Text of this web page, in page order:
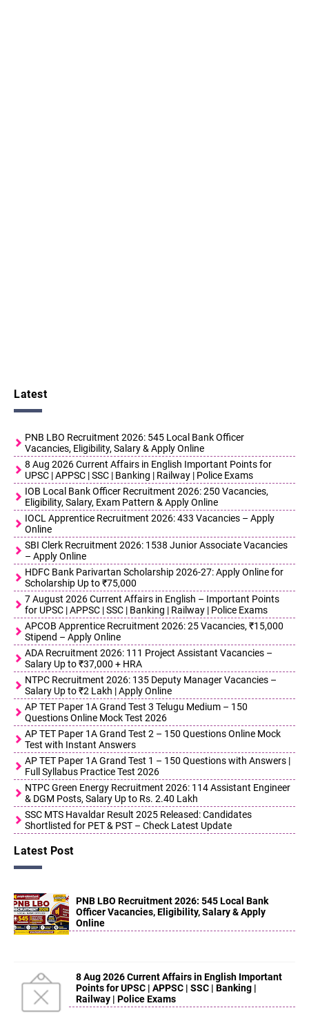
Latest
PNB LBO Recruitment 2026: 545 Local Bank Officer
Vacancies, Eligibility, Salary & Apply Online
8 Aug 2026 Current Affairs in English Important Points for
UPSC | APPSC | SSC | Banking | Railway | Police Exams
IOB Local Bank Officer Recruitment 2026: 250 Vacancies,
Eligibility, Salary, Exam Pattern & Apply Online
IOCL Apprentice Recruitment 2026: 433 Vacancies – Apply
Online
SBI Clerk Recruitment 2026: 1538 Junior Associate Vacancies
– Apply Online
HDFC Bank Parivartan Scholarship 2026-27: Apply Online for
Scholarship Up to ₹75,000
7 August 2026 Current Affairs in English – Important Points
for UPSC | APPSC | SSC | Banking | Railway | Police Exams
APCOB Apprentice Recruitment 2026: 25 Vacancies, ₹15,000
Stipend – Apply Online
ADA Recruitment 2026: 111 Project Assistant Vacancies –
Salary Up to ₹37,000 + HRA
NTPC Recruitment 2026: 135 Deputy Manager Vacancies –
Salary Up to ₹2 Lakh | Apply Online
AP TET Paper 1A Grand Test 3 Telugu Medium – 150
Questions Online Mock Test 2026
AP TET Paper 1A Grand Test 2 – 150 Questions Online Mock
Test with Instant Answers
AP TET Paper 1A Grand Test 1 – 150 Questions with Answers |
Full Syllabus Practice Test 2026
NTPC Green Energy Recruitment 2026: 114 Assistant Engineer
& DGM Posts, Salary Up to Rs. 2.40 Lakh
SSC MTS Havaldar Result 2025 Released: Candidates
Shortlisted for PET & PST – Check Latest Update
Latest Post
PNB LBO Recruitment 2026: 545 Local Bank
Officer Vacancies, Eligibility, Salary & Apply
Online
8 Aug 2026 Current Affairs in English Important
Points for UPSC | APPSC | SSC | Banking |
Railway | Police Exams